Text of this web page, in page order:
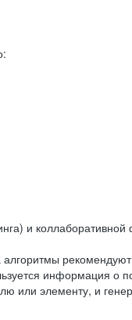
и коллаборативной
информация о
или элементу, и